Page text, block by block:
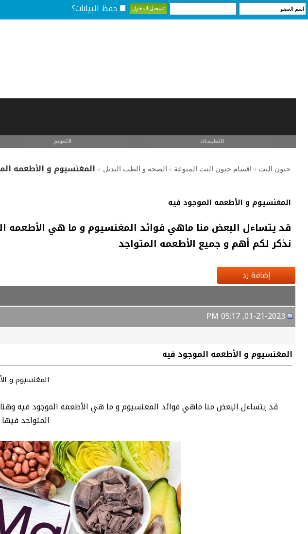
حفظ البيانات؟
التعليمـــات التقويم
جنون النت > اقسام جنون النت المنوعة > الصحه و الطب البديل > المغنسيوم و الأطعمه
المغنسيوم و الأطعمه الموجود فيه
قد يتساءل البعض منا ماهي فوائد المغنسيوم و ما هي الأطعمه
نذكر لكم أهم و جميع الأطعمه المتواجد
إضافة رد
المغنسيوم و الأطعمه الموجود فيه
المغنسيوم و
قد يتساءل البعض منا ماهي فوائد المغنسيوم و ما هي الأطعمه الموجود فيه
المتواجد